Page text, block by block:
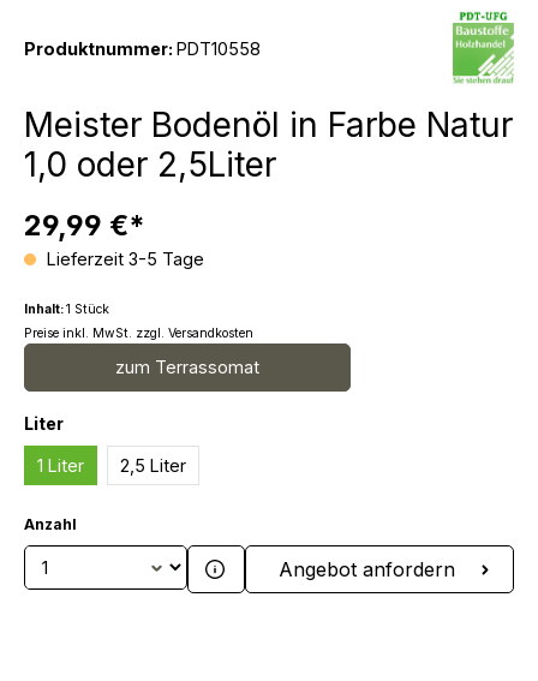
Produktnummer: PDT10558
Meister Bodenöl in Farbe Natur
1,0 oder 2,5Liter
29,99 €*
Lieferzeit 3-5 Tage
Inhalt:1 Stück
Preise inkl. MwSt. zzgl. Versandkosten
zum Terrassomat
Literauswählen
1 Liter 2,5 Liter
Anzahl
Produkt Anzahl: Gib denAngebot anfordern